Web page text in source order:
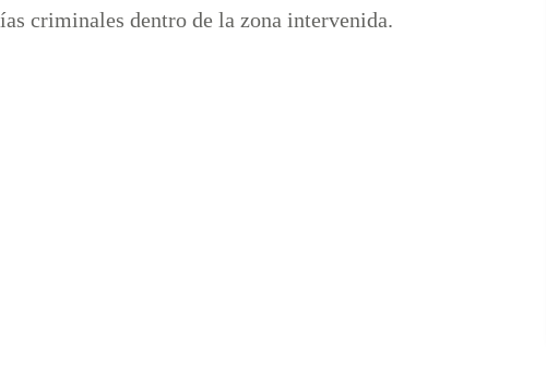
criminales dentro de la zona intervenida.